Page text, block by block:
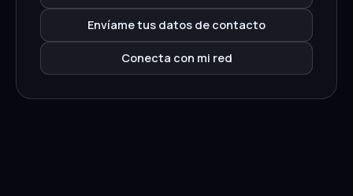
Envíame tus datos de contacto
Conecta con mi red